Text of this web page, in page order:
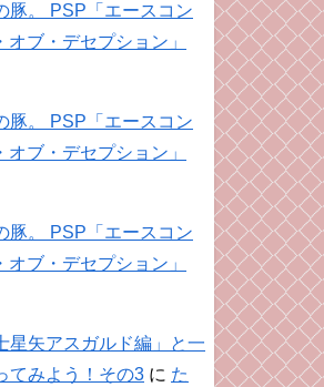
豚。 PSP「エースコン
ブ・デセプション」
豚。 PSP「エースコン
ブ・デセプション」
豚。 PSP「エースコン
ブ・デセプション」
星矢アスガルド編」と一
てみよう！その3 に た